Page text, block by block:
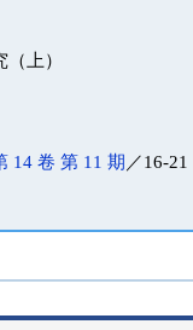
上）
14 卷 第 11 期 ／16-21